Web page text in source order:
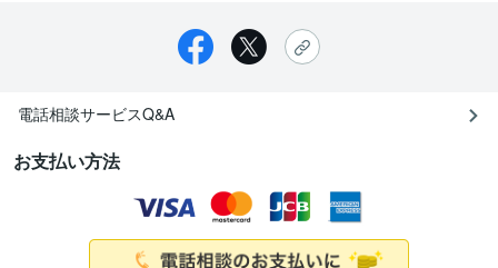
電話相談サービスQ&A
お支払い方法